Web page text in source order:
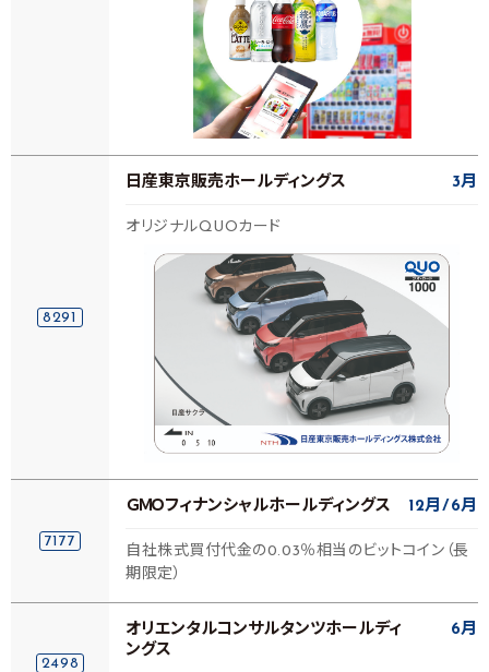
8291
日産東京販売ホールディングス 3月
オリジナルQUOカード
7177
ＧＭＯフィナンシャルホールディングス 12月 6月
自社株式買付代金の0.03％相当のビットコイン（長
期限定）
2498
オリエンタルコンサルタンツホールディ
ングス
6月